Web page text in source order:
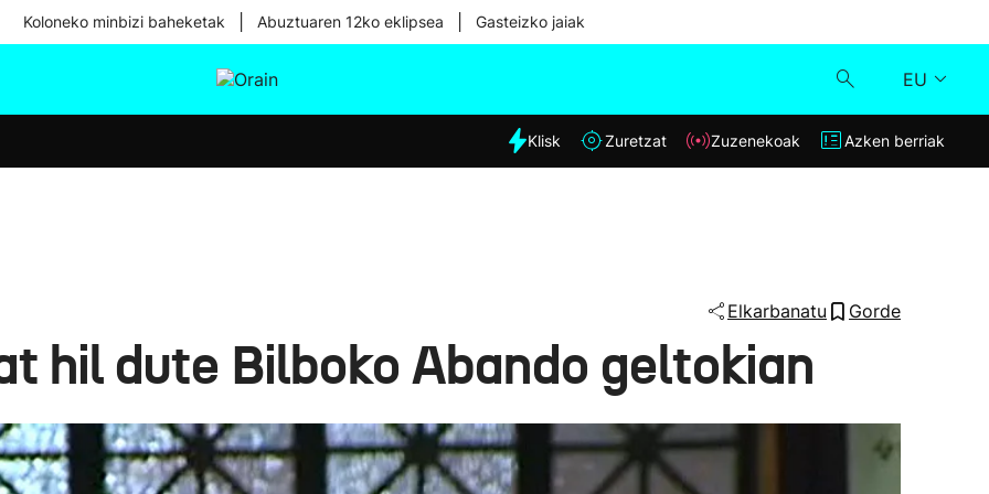
Koloneko minbizi baheketak Abuztuaren 12ko eklipsea Gasteizko jaiak
EU
Eguraldia
Klisk
Klisk Zuretzat Zuzenekoak Azken berriak
Elkarbanatu Gorde
hil dute Bilboko Abando geltokian